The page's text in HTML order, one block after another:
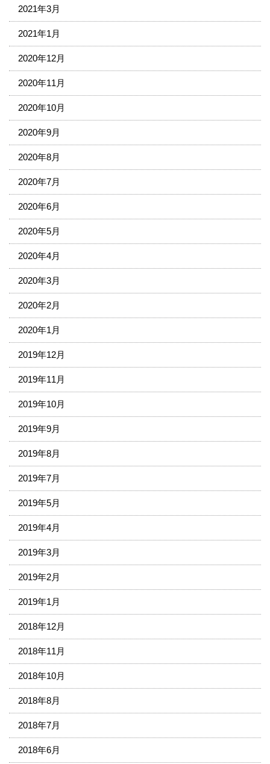
2021年3月
2021年1月
2020年12月
2020年11月
2020年10月
2020年9月
2020年8月
2020年7月
2020年6月
2020年5月
2020年4月
2020年3月
2020年2月
2020年1月
2019年12月
2019年11月
2019年10月
2019年9月
2019年8月
2019年7月
2019年5月
2019年4月
2019年3月
2019年2月
2019年1月
2018年12月
2018年11月
2018年10月
2018年8月
2018年7月
2018年6月